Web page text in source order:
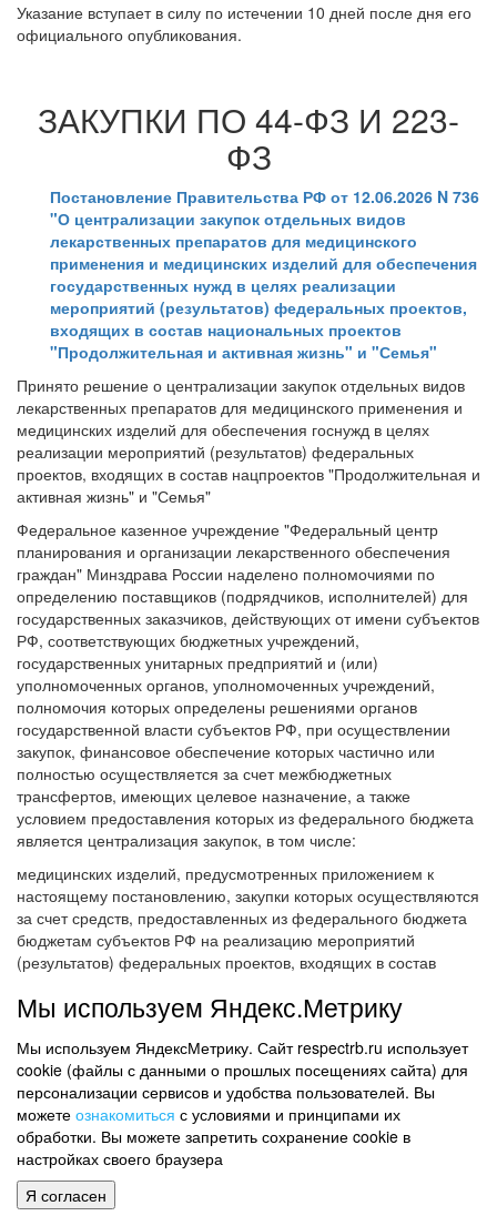
Указание вступает в силу по истечении 10 дней после дня его
официального опубликования.
ЗАКУПКИ ПО 44-ФЗ И 223-
ФЗ
Постановление Правительства РФ от 12.06.2026 N 736
"О централизации закупок отдельных видов
лекарственных препаратов для медицинского
применения и медицинских изделий для обеспечения
государственных нужд в целях реализации
мероприятий (результатов) федеральных проектов,
входящих в состав национальных проектов
"Продолжительная и активная жизнь" и "Семья"
Принято решение о централизации закупок отдельных видов
лекарственных препаратов для медицинского применения и
медицинских изделий для обеспечения госнужд в целях
реализации мероприятий (результатов) федеральных
проектов, входящих в состав нацпроектов "Продолжительная и
активная жизнь" и "Семья"
Федеральное казенное учреждение "Федеральный центр
планирования и организации лекарственного обеспечения
граждан" Минздрава России наделено полномочиями по
определению поставщиков (подрядчиков, исполнителей) для
государственных заказчиков, действующих от имени субъектов
РФ, соответствующих бюджетных учреждений,
государственных унитарных предприятий и (или)
уполномоченных органов, уполномоченных учреждений,
полномочия которых определены решениями органов
государственной власти субъектов РФ, при осуществлении
закупок, финансовое обеспечение которых частично или
полностью осуществляется за счет межбюджетных
трансфертов, имеющих целевое назначение, а также
условием предоставления которых из федерального бюджета
является централизация закупок, в том числе:
медицинских изделий, предусмотренных приложением к
настоящему постановлению, закупки которых осуществляются
за счет средств, предоставленных из федерального бюджета
бюджетам субъектов РФ на реализацию мероприятий
(результатов) федеральных проектов, входящих в состав
и "Семья".
Настоящее постановление вступает в силу со дня его
официального опубликования.
Постановление Правительства РФ от 12.06.2026 N 737
"О централизации закупок отдельных видов
медицинских изделий для обеспечения
государственных нужд в целях реализации
мероприятий (результатов) федерального проекта
"Борьба с сахарным диабетом", входящего в состав
Мы используем Яндекс.Метрику
Мы используем ЯндексМетрику. Сайт respectrb.ru использует
cookie (файлы с данными о прошлых посещениях сайта) для
персонализации сервисов и удобства пользователей. Вы
можете ознакомиться с условиями и принципами их
обработки. Вы можете запретить сохранение cookie в
настройках своего браузера
Я согласен